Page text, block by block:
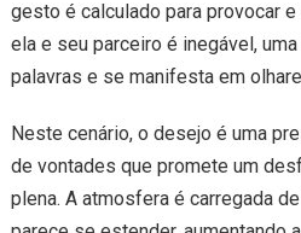
gesto é calculado para provocar e
ela e seu parceiro é inegável,
palavras e se manifesta em
Neste cenário, o desejo é uma
de vontades que promete um
plena. A atmosfera é carregada